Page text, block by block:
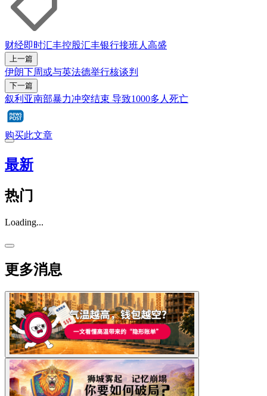
财经即时汇丰控股汇丰银行接班人高盛
上一篇
伊朗下周或与英法德举行核谈判
下一篇
叙利亚南部暴力冲突结束 导致1000多人死亡
购买此文章
最新
热门
Loading...
更多消息